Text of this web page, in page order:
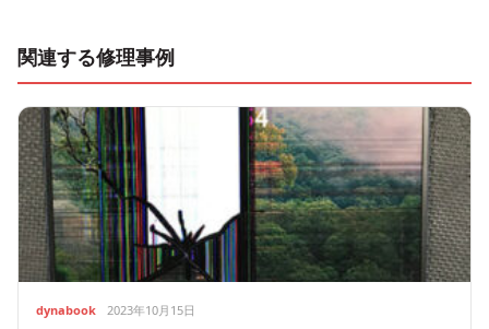
関連する修理事例
dynabook 2023年10月15日